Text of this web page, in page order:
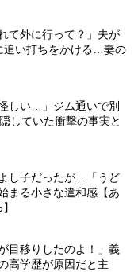
て外に行って？」夫が
追い打ちをかける…妻の
しい…」ジム通いで別
していた衝撃の事実と
し子だったが…「うど
まる小さな違和感【あ
目移りしたのよ！」義
高学歴が原因だと主